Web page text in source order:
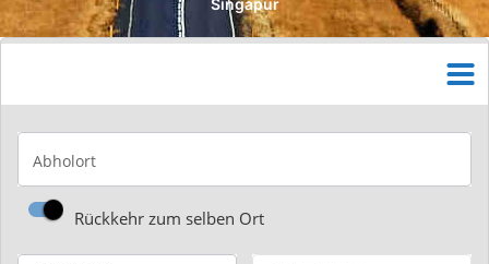
Singapur
Abholort
Rückkehr zum selben Ort